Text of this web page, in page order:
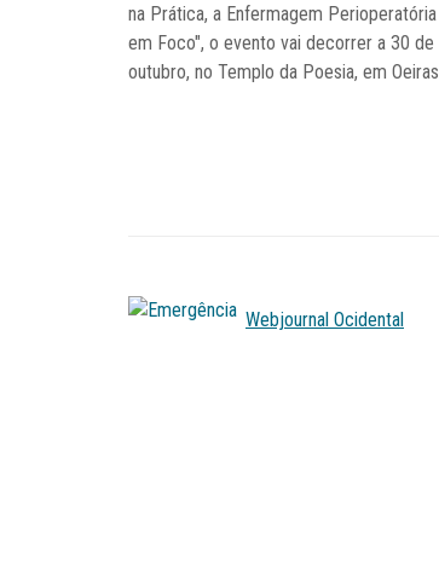
na Prática, a Enfermagem Perioperatória
em Foco", o evento vai decorrer a 30 de
outubro, no Templo da Poesia, em Oeiras
Webjournal Ocidental